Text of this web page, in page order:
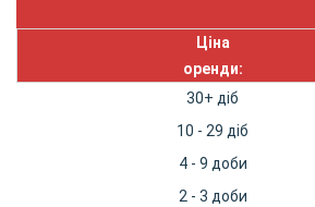
Ціна
оренди:
30+ діб
10 - 29 діб
4 - 9 доби
2 - 3 доби